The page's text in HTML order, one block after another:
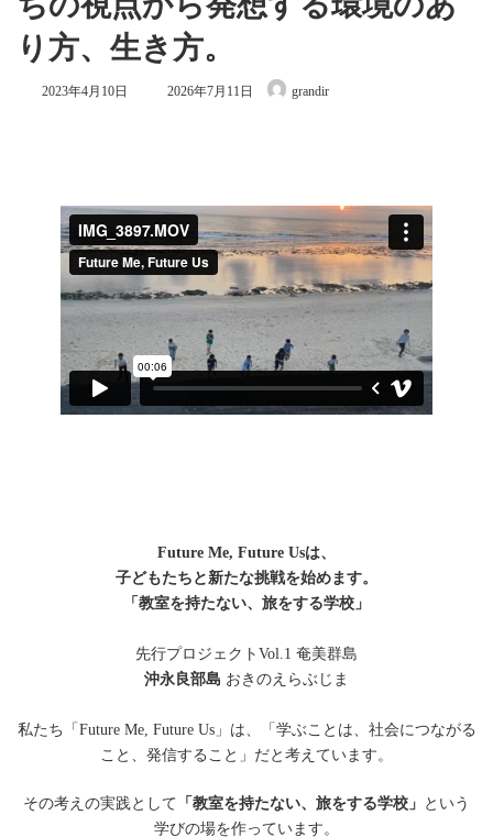
り方、生き方。
2023年4月10日
最
2026年7月11日 grandir
Future Me, Future Usは、
子どもたちと新たな挑戦を始めます。
「教室を持たない、旅をする学校」
先行プロジェクトVol.1 奄美群島
沖永良部島 おきのえらぶじま
私たち「Future Me, Future Us」は、「学ぶことは、社会につながる
こと、発信すること」だと考えています。
その考えの実践として 「教室を持たない、旅をする学校」 という
学びの場を作っています。